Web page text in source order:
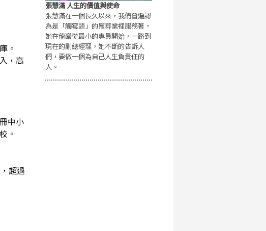
。
，高
中小
。
超過
張慧滿 人生的價值與使命
張慧滿在一個長久以來，我們普遍認
為是「觸霉頭」的殯葬業裡服務著，
她在龍巖從最小的專員開始，一路到
現在的副總經理，她不斷的告訴人
們，要做一個為自己人生負責任的
人。